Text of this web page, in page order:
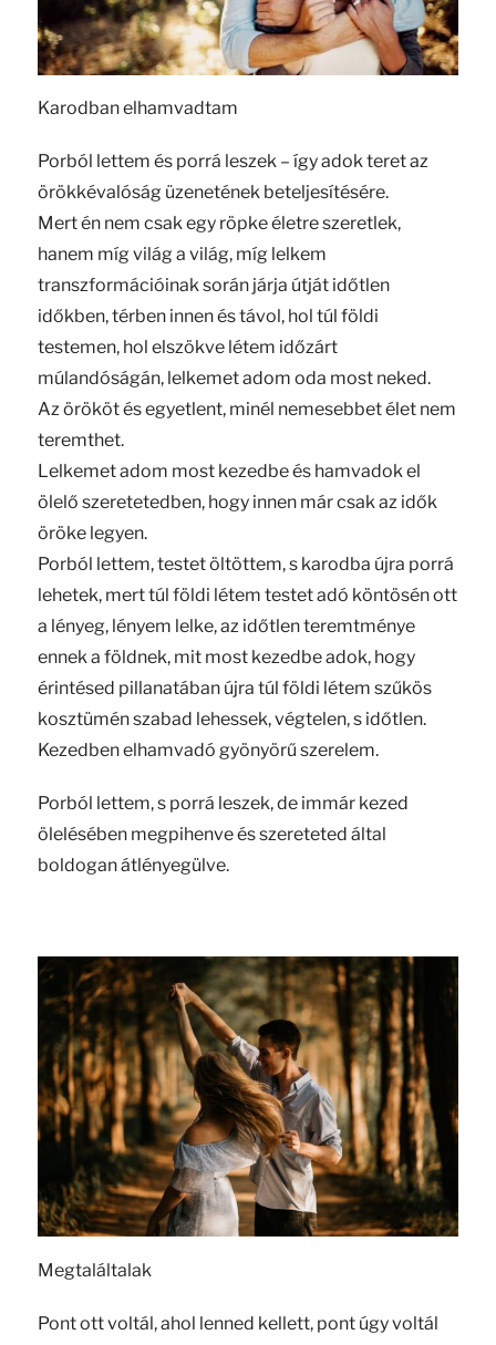
Karodban elhamvadtam
Porból lettem és porrá leszek – így adok teret az
örökkévalóság üzenetének beteljesítésére.
Mert én nem csak egy röpke életre szeretlek,
hanem míg világ a világ, míg lelkem
transzformációinak során járja útját időtlen
időkben, térben innen és távol, hol túl földi
testemen, hol elszökve létem időzárt
múlandóságán, lelkemet adom oda most neked.
Az örököt és egyetlent, minél nemesebbet élet nem
teremthet.
Lelkemet adom most kezedbe és hamvadok el
ölelő szeretetedben, hogy innen már csak az idők
öröke legyen.
Porból lettem, testet öltöttem, s karodba újra porrá
lehetek, mert túl földi létem testet adó köntösén ott
a lényeg, lényem lelke, az időtlen teremtménye
ennek a földnek, mit most kezedbe adok, hogy
érintésed pillanatában újra túl földi létem szűkös
kosztümén szabad lehessek, végtelen, s időtlen.
Kezedben elhamvadó gyönyörű szerelem.
Porból lettem, s porrá leszek, de immár kezed
ölelésében megpihenve és szereteted által
boldogan átlényegülve.
Megtaláltalak
Pont ott voltál, ahol lenned kellett, pont úgy voltál